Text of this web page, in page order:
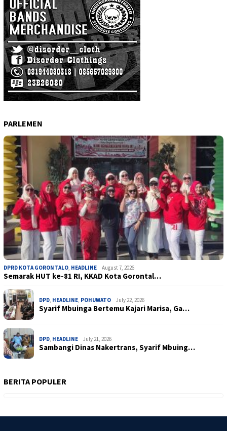
PARLEMEN
DPRD KOTA GORONTALO HEADLINE August 7, 2026
Semarak HUT ke-81 RI, KKAD Kota Gorontal…
DPD HEADLINE POHUWATO July 22, 2026
Syarif Mbuinga Bertemu Kajari Marisa, Ga…
DPD HEADLINE July 21, 2026
Sambangi Dinas Nakertrans, Syarif Mbuing…
BERITA POPULER